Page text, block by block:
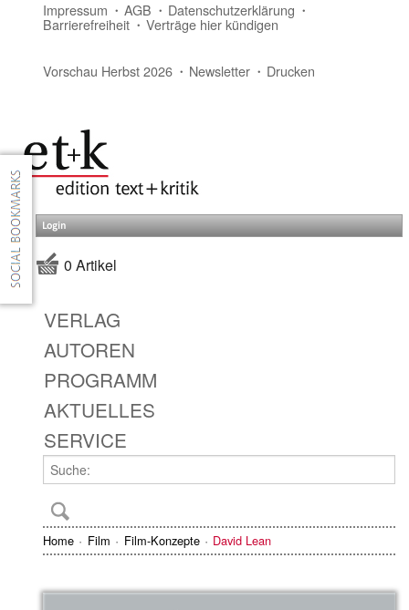
Impressum AGB Datenschutzerklärung
Barrierefreiheit Verträge hier kündigen
Vorschau Herbst 2026 Newsletter Drucken
Login
0 Artikel
VERLAG
AUTOREN
PROGRAMM
AKTUELLES
SERVICE
Home Film Film-Konzepte David Lean